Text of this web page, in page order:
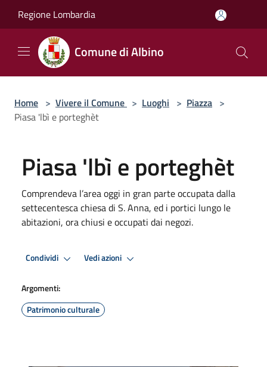
Regione Lombardia
Comune di Albino
Home > Vivere il Comune > Luoghi > Piazza >
Piasa 'lbì e porteghèt
Piasa 'lbì e porteghèt
Comprendeva l’area oggi in gran parte occupata dalla
settecentesca chiesa di S. Anna, ed i portici lungo le
abitazioni, ora chiusi e occupati dai negozi.
Condividi Vedi azioni
Argomenti:
Patrimonio culturale